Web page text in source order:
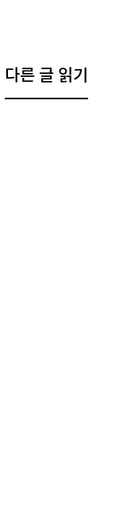
다른 글 읽기